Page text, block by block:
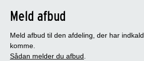
Meld afbud
Meld afbud til den afdeling, der har
komme.
Sådan melder du afbud.